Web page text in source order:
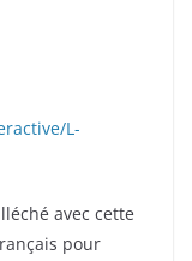
L-
avec cette
pour